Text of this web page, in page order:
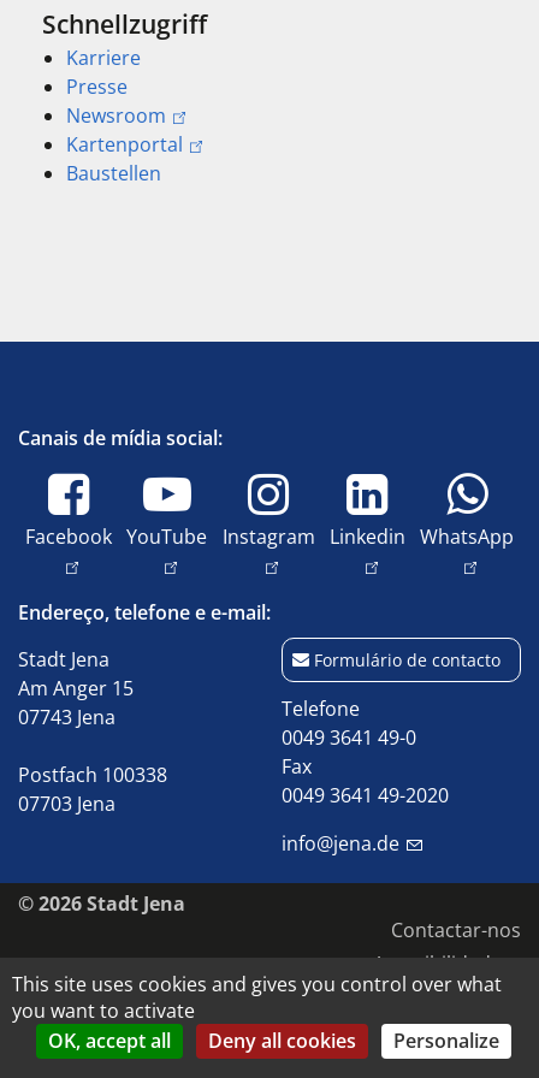
Schnellzugriff
Karriere
Presse
Newsroom
Kartenportal
Baustellen
Canais de mídia social:
Facebook YouTube Instagram Linkedin WhatsApp
Endereço, telefone e e-mail:
Stadt Jena
Am Anger 15
07743 Jena
Postfach 100338
07703 Jena
Formulário de contacto
Telefone
0049 3641 49-0
Fax
0049 3641 49-2020
info@jena.de
© 2026 Stadt Jena
Contactar-nos
Acessibilidade
Proteção de dados
Impressão
Direitos de autor e de imagem
This site uses cookies and gives you control over what
you want to activate
OK, accept all
Deny all cookies Personalize